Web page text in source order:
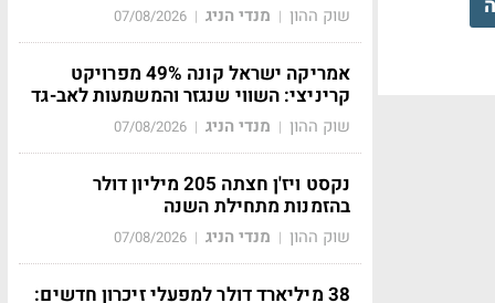
שוק ההון | מנדי הניג |
07/08/2026
אמריקה ישראל קונה 49% מפרויקט
קריניצי: השווי שנגזר והמשמעות לאב-גד
שוק ההון | מנדי הניג |
07/08/2026
נקסט ויז'ן חצתה 205 מיליון דולר
בהזמנות מתחילת השנה
שוק ההון | מנדי הניג |
07/08/2026
38 מיליארד דולר למפעלי זיכרון חדשים: